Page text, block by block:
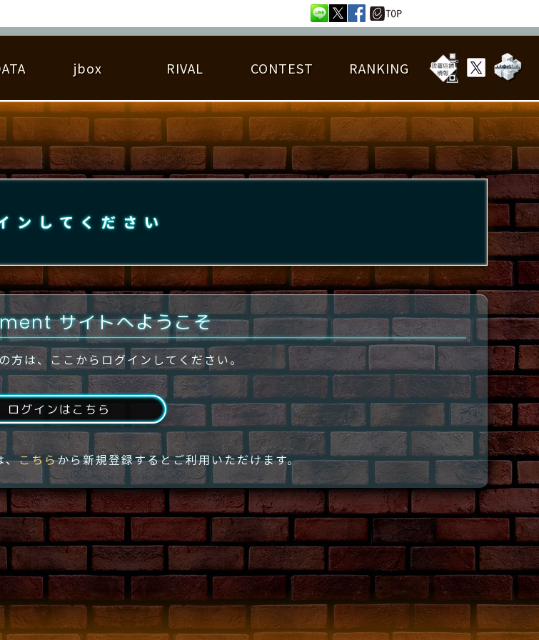
遊び方 遊び方ガイド
曲 アーティスト紹介
ゆびベル 楽曲データ 詳細楽曲データ
プレーグラフ ねんごろチャレンジ EDIT譜面
jbox RIVAL
ライバル比較 プレーヤー検索 フレンドリスト
CONTEST
開催 大会参加情報 大会とは？
RANKING
BEST SCORE RANKING TOTAL BEST SCORE RANKING
ンしてください
サイトへようこそ
方は、ここからログインしてください。
ログインはこちら
、こちらから新規登録するとご利用いただけます。